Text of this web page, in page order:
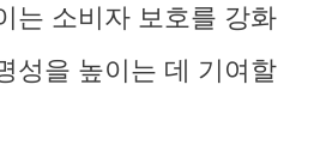
는 소비자 보호를 강화
성을 높이는 데 기여할